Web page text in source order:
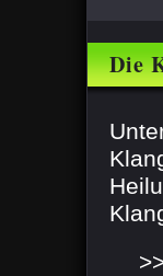
Die
>>